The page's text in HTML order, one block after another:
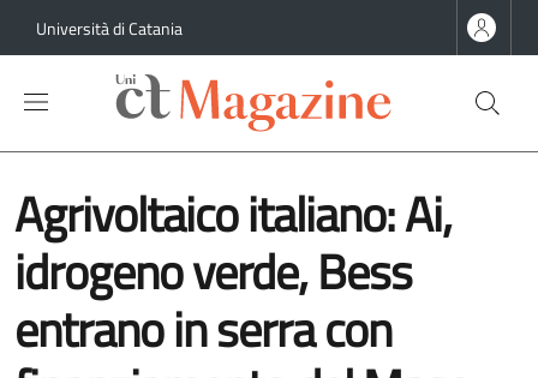
Università di Catania
Agrivoltaico italiano: Ai,
idrogeno verde, Bess
entrano in serra con